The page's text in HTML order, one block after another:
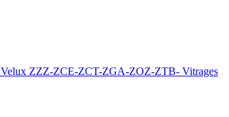
Velux ZZZ-ZCE-ZCT-ZGA-ZOZ-ZTB- Vitrages